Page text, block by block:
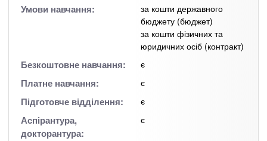
o
Умови навчання:
за кошти державного
бюджету (бюджет)
за кошти фізичних та
юридичних осіб (контракт)
Безкоштовне навчання: є
Платне навчання: є
Підготовче відділення: є
Аспірантура,
докторантура:
є